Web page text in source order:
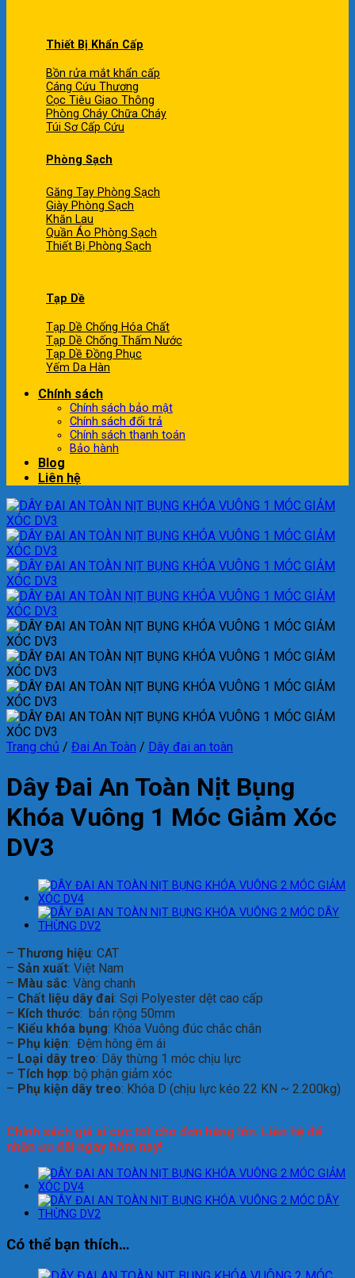
Thiết Bị Khẩn Cấp
Bồn rửa mắt khẩn cấp
Cáng Cứu Thương
Cọc Tiêu Giao Thông
Phòng Cháy Chữa Cháy
Túi Sơ Cấp Cứu
Phòng Sạch
Găng Tay Phòng Sạch
Giày Phòng Sạch
Khăn Lau
Quần Áo Phòng Sạch
Thiết Bị Phòng Sạch
Tạp Dề
Tạp Dề Chống Hóa Chất
Tạp Dề Chống Thấm Nước
Tạp Dề Đồng Phục
Yếm Da Hàn
Chính sách
Chính sách bảo mật
Chính sách đổi trả
Chính sách thanh toán
Bảo hành
Blog
Liên hệ
Trang chủ / Đai An Toàn / Dây đai an toàn
Dây Đai An Toàn Nịt Bụng
Khóa Vuông 1 Móc Giảm Xóc
DV3
– Thương hiệu: CAT
– Sản xuất: Việt Nam
– Màu sắc: Vàng chanh
– Chất liệu dây đai: Sợi Polyester dệt cao cấp
– Kích thước: bản rộng 50mm
– Kiểu khóa bụng: Khóa Vuông đúc chắc chắn
– Phụ kiện: Đệm hông êm ái
– Loại dây treo: Dây thừng 1 móc chịu lực
– Tích hợp: bộ phận giảm xóc
– Phụ kiện dây treo: Khóa D (chịu lực kéo 22 KN ~ 2.200kg)
Chính sách giá sỉ cực tốt cho đơn hàng lớn. Liên hệ để
nhận ưu đãi ngay hôm nay!
Có thể bạn thích…